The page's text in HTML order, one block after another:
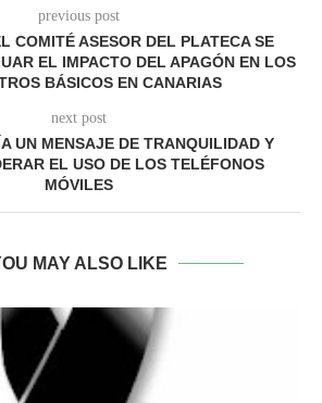
previous post
COMITÉ ASESOR DEL PLATECA SE
EL IMPACTO DEL APAGÓN EN LOS
BÁSICOS EN CANARIAS
next post
UN MENSAJE DE TRANQUILIDAD Y
EL USO DE LOS TELÉFONOS
MÓVILES
MAY ALSO LIKE